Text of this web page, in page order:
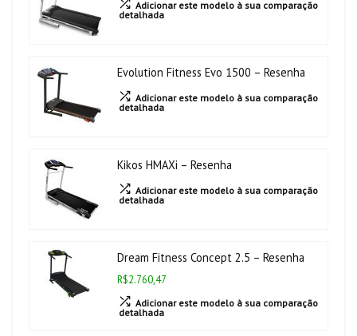
Adicionar este modelo à sua comparação
detalhada
Evolution Fitness Evo 1500 – Resenha
Adicionar este modelo à sua comparação
detalhada
Kikos HMAXi – Resenha
Adicionar este modelo à sua comparação
detalhada
Dream Fitness Concept 2.5 – Resenha
R$2.760,47
Adicionar este modelo à sua comparação
detalhada